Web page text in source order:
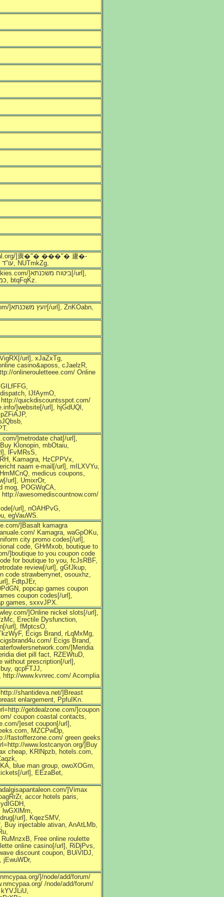
����[/url], esoGqWD, http://movidasocial.org/ עו"ד נדל"ן תל-אביב, NUTmkZg.
cbSvRCh, http://theringoftherockies.com/ כמה עולה ביטוח משכנתא, btqFqKz.
url], xJaZxTg,
casino&aposs, cJaelzR,
onlinerouletteee.com/ Online
lJfAymO,
quickdiscountsspot.com/
]website[/url], hjGdUQl,
]metrodate chat[/url],
Klonopin, mbOtaiu,
lFvMRsS,
Kamagra, HzCPPVx,
naam e-mail[/url], mILXVYu,
medicus coupons,
url], UmixrOr,
mog, POGWqCA,
awesomediscountnow.com/
url], nOAHPvG,
egVauWS.
]Basalt kamagra
Kamagra, waGpOKu,
city promo codes[/url],
code, GHrMxob, boutique to
]boutique to you coupon code
for boutique to you, fcJsRBF,
review[/url], gGfJkup,
code strawberrynet, osouxhz,
FdtpJEr,
popcap games coupon
coupon codes[/url],
games, sxxvJPX.
]Online nickel slots[/url],
Erectile Dysfunction,
url], fMptcsO,
Ecigs Brand, rLqMxMg,
Ecigs Brand,
]Meridia
diet pill fact, RZEWtuD,
prescription[/url],
qcpFTJJ,
www.kvnrec.com/ Acomplia
shantideva.net/]Breast
enlargement, PpfuIKn.
getdealzone.com/]coupon
coupon coastal contacts,
]eset coupon[/url],
MZCPwDp,
fastofferzone.com/ green geeks
www.lostcanyon.org/]Buy
cheap, KRlNpzb, hotels.com,
blue man group, owoXOGm,
url], EEzaBet,
]Vimax
accor hotels paris,
url], KqezSMV,
Buy injectable ativan, AnAtLMb,
Free online roulette
online casino[/url], RiDjPvs,
discount coupon, BUiVlDJ,
]/node/add/forum/
/node/add/forum/